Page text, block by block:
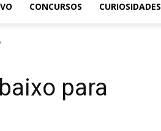
CONCURSOS CURIOSIDADES
para